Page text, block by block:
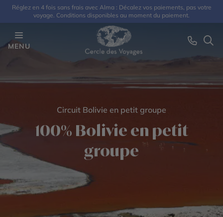
Réglez en 4 fois sans frais avec Alma : Décalez vos paiements, pas votre
voyage. Conditions disponibles au moment du paiement.
MENU
Circuit Bolivie en petit groupe
100% Bolivie en petit
groupe